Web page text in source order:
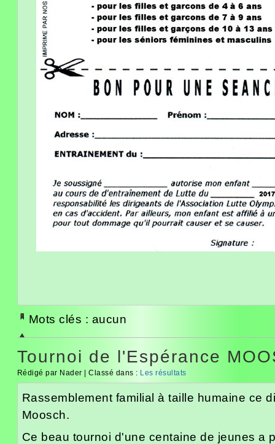
Mots clés : aucun
Tournoi de l'Espérance
Rédigé par Nader | Classé dans : Les résultats
Rassemblement familial à taille humaine ce
Moosch.
Ce beau tournoi d'une centaine de jeunes a